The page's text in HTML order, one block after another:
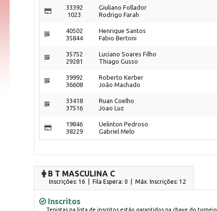
33392
1023
Giuliano Follador
Rodrigo Farah
40502
35844
Henrique Santos
Fabio Bertoni
35752
29281
Luciano Soares Filho
Thiago Gusso
39992
36608
Roberto Kerber
João Machado
33418
37516
Ruan Coelho
Joao Luz
19846
38229
Uelinton Pedroso
Gabriel Melo
B T MASCULINA C
Inscrições: 16 | Fila Espera: 0 | Máx. Inscrições: 12
Inscritos
Tenistas na lista de inscritos estão garantidos na chave do torneio